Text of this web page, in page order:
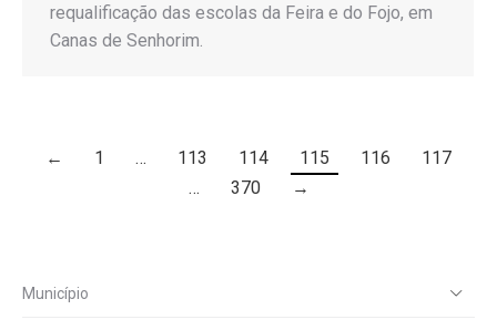
requalificação das escolas da Feira e do Fojo, em
Canas de Senhorim.
← 1 … 113 114 115 116
117
…
370 →
Município